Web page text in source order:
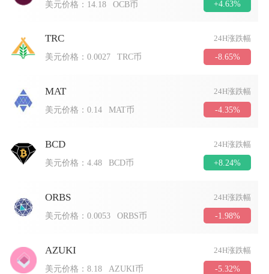
美元价格： 14.18 OCB币 +4.63%
TRC 24H涨跌幅
美元价格：0.0027 TRC币 -8.65%
MAT 24H涨跌幅
美元价格：0.14 MAT币 -4.35%
BCD 24H涨跌幅
美元价格：4.48 BCD币 +8.24%
ORBS 24H涨跌幅
美元价格：0.0053 ORBS币 -1.98%
AZUKI 24H涨跌幅
美元价格：8.18 AZUKI币 -5.32%